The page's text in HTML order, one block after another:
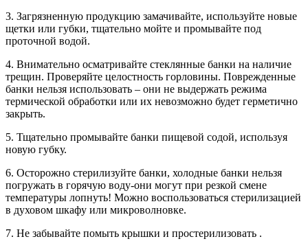
3. Загрязненную продукцию замачивайте, используйте новые
щетки или губки, тщательно мойте и промывайте под
проточной водой.
4. Внимательно осматривайте стеклянные банки на наличие
трещин. Проверяйте целостность горловины. Поврежденные
банки нельзя использовать – они не выдержать режима
термической обработки или их невозможно будет герметично
закрыть.
5. Тщательно промывайте банки пищевой содой, используя
новую губку.
6. Осторожно стерилизуйте банки, холодные банки нельзя
погружать в горячую воду-они могут при резкой смене
температуры лопнуть! Можно воспользоваться стерилизацией
в духовом шкафу или микроволновке.
7. Не забывайте помыть крышки и простерилизовать .